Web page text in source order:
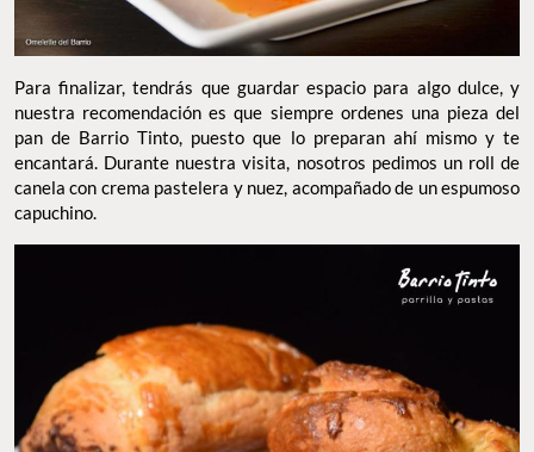
Para finalizar, tendrás que guardar espacio para algo dulce, y
nuestra recomendación es que siempre ordenes una pieza del
pan de Barrio Tinto, puesto que lo preparan ahí mismo y te
encantará. Durante nuestra visita, nosotros pedimos un roll de
canela con crema pastelera y nuez, acompañado de un espumoso
capuchino.